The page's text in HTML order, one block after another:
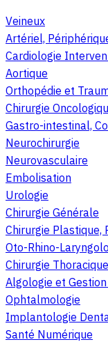
Veineux
Artériel,
Cardiologie
Aortique
Orthopédie et
Chirurgie
Gastro-intestinal,
Neurochirurgie
Neurovasculaire
Embolisation
Urologie
Chirurgie Générale
Chirurgie Plastique,
Oto-Rhino-
Chirurgie Thoracique
Algologie et
Ophtalmologie
Implantologie
Santé Numérique